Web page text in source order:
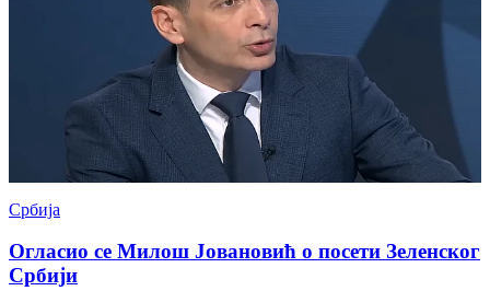
Србија
Огласио се Милош Јовановић о посети Зеленског
Србији